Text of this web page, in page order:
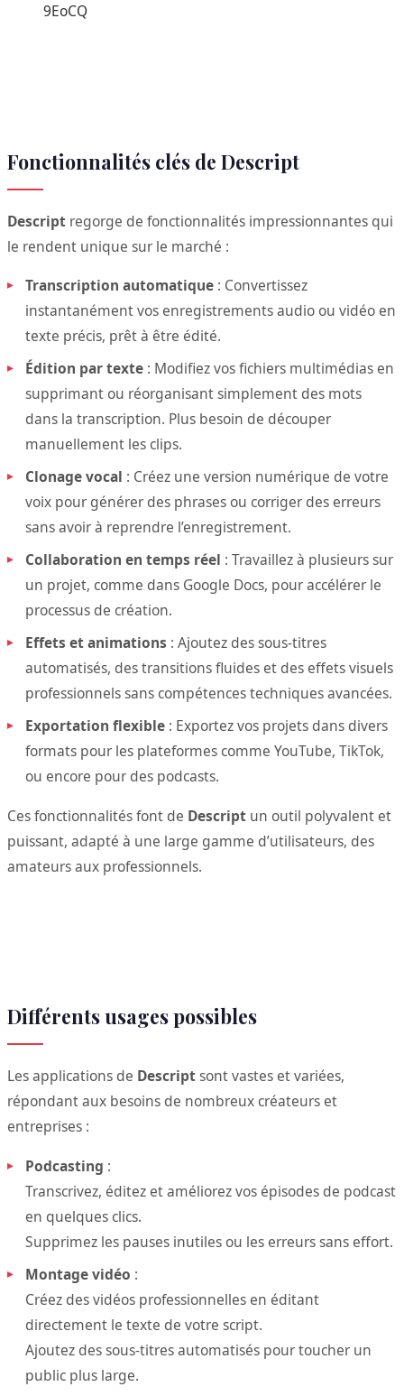
9EoCQ
Fonctionnalités clés de Descript
Descript regorge de fonctionnalités impressionnantes qui
le rendent unique sur le marché :
Transcription automatique : Convertissez
instantanément vos enregistrements audio ou vidéo en
texte précis, prêt à être édité.
Édition par texte : Modifiez vos fichiers multimédias en
supprimant ou réorganisant simplement des mots
dans la transcription. Plus besoin de découper
manuellement les clips.
Clonage vocal : Créez une version numérique de votre
voix pour générer des phrases ou corriger des erreurs
sans avoir à reprendre l’enregistrement.
Collaboration en temps réel : Travaillez à plusieurs sur
un projet, comme dans Google Docs, pour accélérer le
processus de création.
Effets et animations : Ajoutez des sous-titres
automatisés, des transitions fluides et des effets visuels
professionnels sans compétences techniques avancées.
Exportation flexible : Exportez vos projets dans divers
formats pour les plateformes comme YouTube, TikTok,
ou encore pour des podcasts.
Ces fonctionnalités font de Descript un outil polyvalent et
puissant, adapté à une large gamme d’utilisateurs, des
amateurs aux professionnels.
Différents usages possibles
Les applications de Descriptsont vastes et variées,
répondant aux besoins de nombreux créateurs et
entreprises :
Podcasting :
Transcrivez, éditez et améliorez vos épisodes de podcast
en quelques clics.
Supprimez les pauses inutiles ou les erreurs sans effort.
Montage vidéo :
Créez des vidéos professionnelles en éditant
directement le texte de votre script.
Ajoutez des sous-titres automatisés pour toucher un
public plus large.